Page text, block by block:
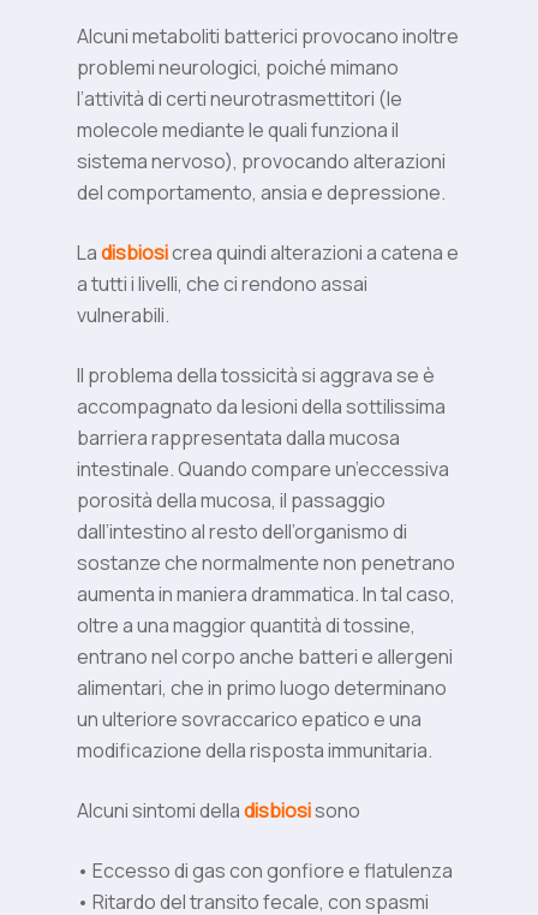
Alcuni metaboliti batterici provocano inoltre
problemi neurologici, poiché mimano
l’attività di certi neurotrasmettitori (le
molecole mediante le quali funziona il
sistema nervoso), provocando alterazioni
del comportamento, ansia e depressione.
Ladisbiosicrea quindi alterazioni a catena e
a tutti i livelli, che ci rendono assai
vulnerabili.
Il problema della tossicità si aggrava se è
accompagnato da lesioni della sottilissima
barriera rappresentata dalla mucosa
intestinale. Quando compare un’eccessiva
porosità della mucosa, il passaggio
dall’intestino al resto dell’organismo di
sostanze che normalmente non penetrano
aumenta in maniera drammatica. In tal caso,
oltre a una maggior quantità di tossine,
entrano nel corpo anche batteri e allergeni
alimentari, che in primo luogo determinano
un ulteriore sovraccarico epatico e una
modificazione della risposta immunitaria.
Alcuni sintomi delladisbiosisono
• Eccesso di gas con gonfiore e flatulenza
• Ritardo del transito fecale, con spasmi